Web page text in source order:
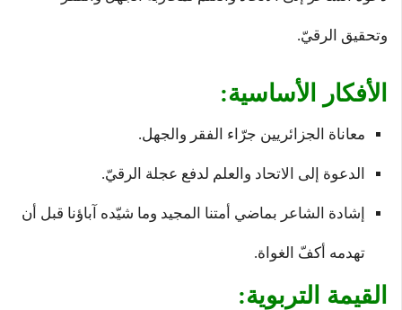
وتحقيق الرقيّ.
الأفكار الأساسية:
معاناة الجزائريين جرّاء الفقر والجهل.
الدعوة إلى الاتحاد والعلم لدفع عجلة الرقيّ.
إشادة الشاعر بماضي أمتنا المجيد وما شيّده آباؤنا قبل أن
تهدمه أكفّ الغواة.
القيمة التربوية: